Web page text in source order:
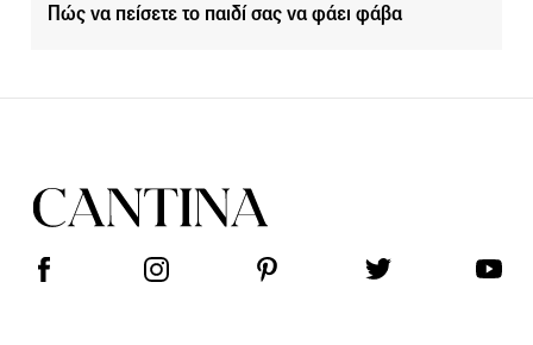
Πώς να πείσετε το παιδί σας να φάει φάβα